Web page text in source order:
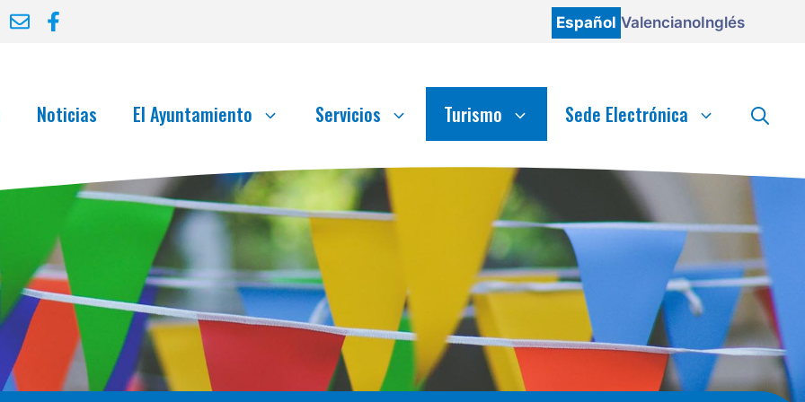
Español ValencianoInglés
Noticias El Ayuntamiento Servicios Turismo Sede Electrónica